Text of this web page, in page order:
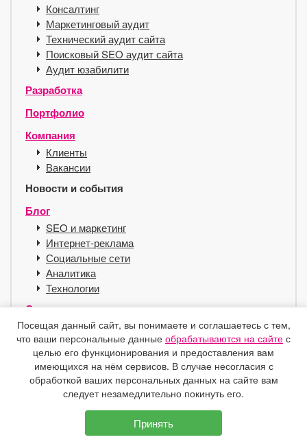
Консалтинг
Маркетинговый аудит
Технический аудит сайта
Поисковый SEO аудит сайта
Аудит юзабилити
Разработка
Портфолио
Компания
Клиенты
Вакансии
Новости и события
Блог
SEO и маркетинг
Интернет-реклама
Социальные сети
Аналитика
Технологии
Сервисы
Хостинг для SEO
Справочник
Защита e-mail
Контакты
Посещая данный сайт, вы понимаете и соглашаетесь с тем,
что ваши персональные данные обрабатываются на сайте с
целью его функционирования и предоставления вам
имеющихся на нём сервисов. В случае несогласия с
обработкой ваших персональных данных на сайте вам
следует незамедлительно покинуть его.
Принять